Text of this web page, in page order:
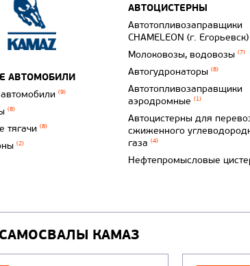
АВТОМОБИЛИ
(9)
(8)
тягачи (8)
(2)
АВТОЦИСТЕРНЫ
Автотопливозаправщики
CHAMELEON (г. Егорьевск)
Молоковозы, водовозы (7)
Автогудронаторы (8)
Автотопливозаправщики
аэродромные (1)
Автоцистерны для
сжиженного
газа (4)
Нефтепромысловые
КАМАЗ